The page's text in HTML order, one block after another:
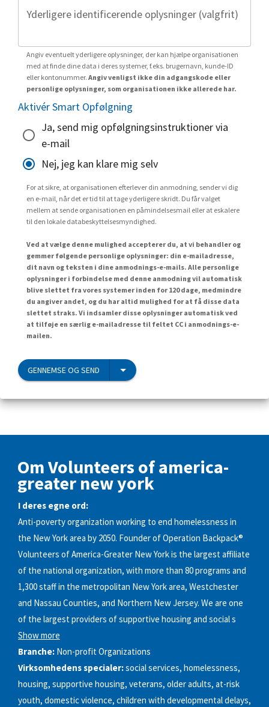
Yderligere identificerende oplysninger (valgfrit)
Angiv eventuelt yderligere oplysninger, der kan hjælpe organisationen
med at finde dine data i deres systemer, f.eks. brugernavn, kunde-ID
eller kontonummer. Angiv venligst ikke din adgangskode eller
personlige oplysninger, som organisationen ikke allerede har.
Aktivér Smart Opfølgning
Ja, send mig opfølgningsinstruktioner via
e-mail
Nej, jeg kan klare mig selv
For at sikre, at organisationen efterlever din anmodning, sender vi dig
en e-mail, når det er tid til at tage yderligere skridt. Du får valget
mellem at sende organisationen en påmindelsesmail eller at eskalere
til den lokale databeskyttelsesmyndighed.
Ved at vælge denne mulighed accepterer du, at vi behandler og
gemmer følgende personlige oplysninger: din e-mailadresse,
dit navn og teksten i dine anmodnings-e-mails. Alle personlige
oplysninger i forbindelse med denne anmodning vil automatisk
blive slettet fra vores systemer inden for 120 dage, medmindre
du angiver andet, og du har altid mulighed for at få disse data
slettet straks. Vi indsamler disse oplysninger automatisk ved
at tilføje en særlig e-mailadresse til feltet CC i anmodnings-e-
mailen.
GENNEMSE OG SEND
Om Volunteers of america-
greater new york
I deres egne ord:
Anti-poverty organization working to end homelessness in
the New York area by 2050. Founder of Operation Backpack®
Volunteers of America-Greater New York is the largest affiliate
of the national organization, with more than 80 programs and
1,300 staff in the metropolitan New York area, Westchester
and Nassau Counties, and Northern New Jersey. We are one
of the largest providers of supportive housing and social s
Show more
Branche: Non-profit Organizations
Virksomhedens specialer:social services, homelessness,
housing, supportive housing, veterans, older adults, at-risk
youth, domestic violence, children with developmental delays,